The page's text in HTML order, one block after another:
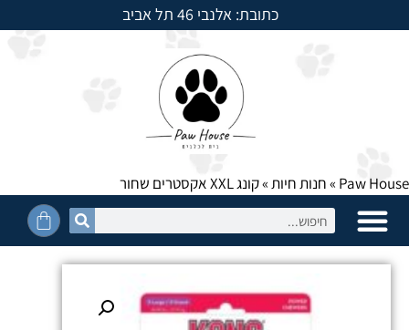
כתובת: אלנבי 46 תל אביב
למשלוחים חייגו: 054-5950525
Paw House
»חנות חיות»קונג XXL אקסטרים שחור